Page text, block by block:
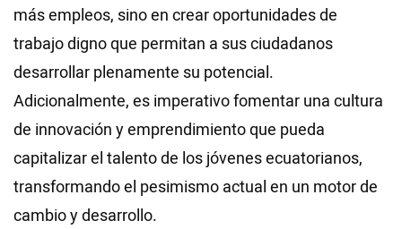
más empleos, sino en crear oportunidades de
trabajo digno que permitan a sus ciudadanos
desarrollar plenamente su potencial.
Adicionalmente, es imperativo fomentar una cultura
de innovación y emprendimiento que pueda
capitalizar el talento de los jóvenes ecuatorianos,
transformando el pesimismo actual en un motor de
cambio y desarrollo.